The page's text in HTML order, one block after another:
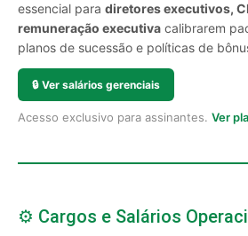
essencial para diretores executivos,
remuneração executiva calibrarem
planos de sucessão e políticas de
🔒 Ver salários gerenciais
Acesso exclusivo para assinantes. Ver
⚙️ Cargos e Salários